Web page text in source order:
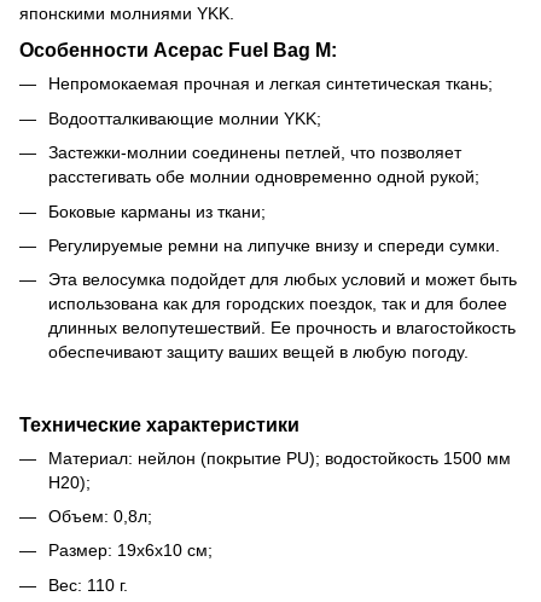
японскими молниями YKK.
Особенности Acepac Fuel Bag M:
Непромокаемая прочная и легкая синтетическая ткань;
Водоотталкивающие молнии YKK;
Застежки-молнии соединены петлей, что позволяет
расстегивать обе молнии одновременно одной рукой;
Боковые карманы из ткани;
Регулируемые ремни на липучке внизу и спереди сумки.
Эта велосумка подойдет для любых условий и может быть
использована как для городских поездок, так и для более
длинных велопутешествий. Ее прочность и влагостойкость
обеспечивают защиту ваших вещей в любую погоду.
Технические характеристики
Материал: нейлон (покрытие PU); водостойкость 1500 мм
H20);
Объем: 0,8л;
Размер: 19х6х10 см;
Вес: 110 г.